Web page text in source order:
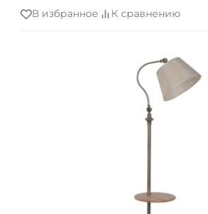
В избранное К сравнению